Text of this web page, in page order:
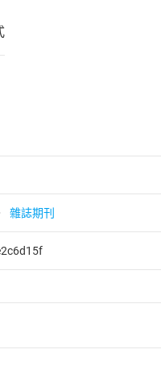
雜誌期刊